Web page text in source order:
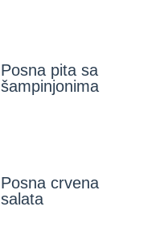
Posna pita sa
šampinjonima
Posna crvena
salata